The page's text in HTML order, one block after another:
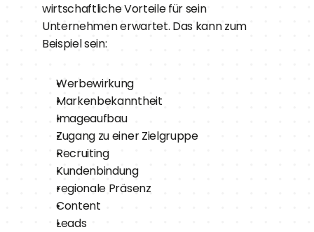
wirtschaftliche Vorteile für sein
Unternehmen erwartet. Das kann zum
Beispiel sein:
Werbewirkung
Markenbekanntheit
Imageaufbau
Zugang zu einer Zielgruppe
Recruiting
Kundenbindung
regionale Präsenz
Content
Leads